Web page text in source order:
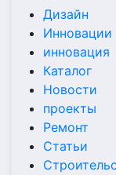
Дизайн
Инновации
инновация
Каталог
Новости
проекты
Ремонт
Статьи